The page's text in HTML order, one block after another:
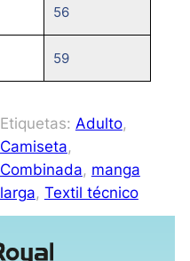
56
59
Etiquetas: Adulto
Camiseta
Combinada, manga
larga, Textil técnico